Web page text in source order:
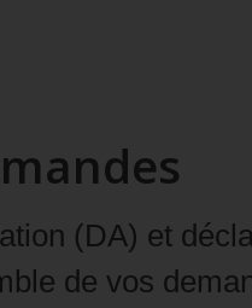
(DA) et
de vos